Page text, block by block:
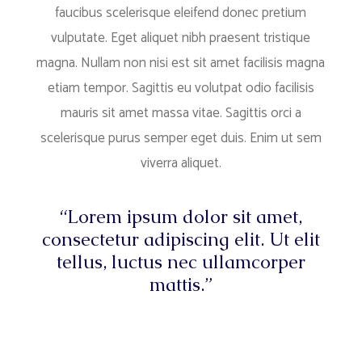
faucibus scelerisque eleifend donec pretium
vulputate. Eget aliquet nibh praesent tristique
magna. Nullam non nisi est sit amet facilisis magna
etiam tempor. Sagittis eu volutpat odio facilisis
mauris sit amet massa vitae. Sagittis orci a
scelerisque purus semper eget duis. Enim ut sem
viverra aliquet.
“Lorem ipsum dolor sit amet,
consectetur adipiscing elit. Ut elit
tellus, luctus nec ullamcorper
mattis.”